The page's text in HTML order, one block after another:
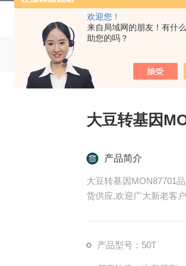
欢迎您！
来自局域网的朋友！有什
助您的吗？
首页 产品中心
大豆转基因
产品简介
大豆转基因MON87701
货供应,欢迎广大新老客户
产品型号：50T